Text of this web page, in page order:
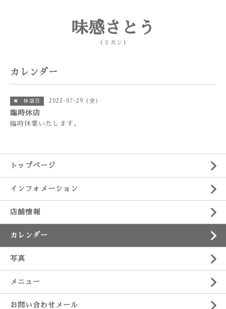
味感さとう
（ミカン）
カレンダー
✖ 休店日 2022-07-29 (金)
臨時休店
臨時休業いたします。
トップページ
インフォメーション
店舗情報
カレンダー
写真
メニュー
お問い合わせメール